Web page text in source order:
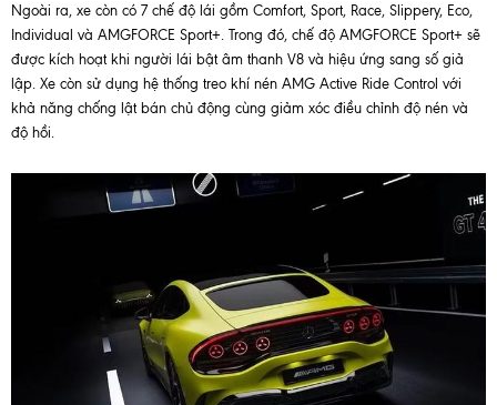
Ngoài ra, xe còn có 7 chế độ lái gồm Comfort, Sport, Race, Slippery, Eco,
Individual và AMGFORCE Sport+. Trong đó, chế độ AMGFORCE Sport+ sẽ
được kích hoạt khi người lái bật âm thanh V8 và hiệu ứng sang số giả
lập. Xe còn sử dụng hệ thống treo khí nén AMG Active Ride Control với
khả năng chống lật bán chủ động cùng giảm xóc điều chỉnh độ nén và
độ hồi.